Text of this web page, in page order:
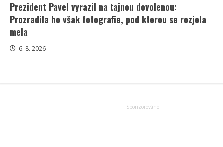
Prezident Pavel vyrazil na tajnou dovolenou:
Prozradila ho však fotografie, pod kterou se rozjela
mela
6. 8. 2026